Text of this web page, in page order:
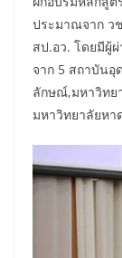
ประมาณจาก ว
สป.อว. โดยมีผู้
จาก 5 สถาบันอุ
ลักษณ์,มหาวิทย
มหาวิทยาลัยห